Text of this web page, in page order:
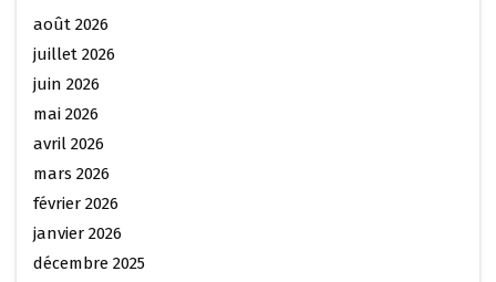
août 2026
juillet 2026
juin 2026
mai 2026
avril 2026
mars 2026
février 2026
janvier 2026
décembre 2025